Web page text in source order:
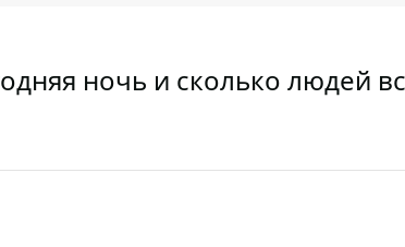
ночь и сколько людей